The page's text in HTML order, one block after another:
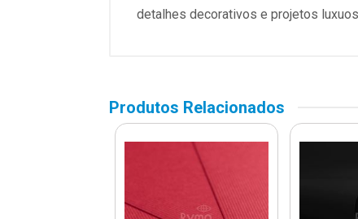
detalhes decorativos e projetos
Produtos Relacionados